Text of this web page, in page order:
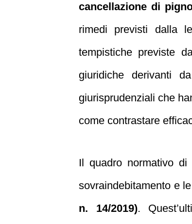
cancellazione di
rimedi previsti dalla
tempistiche previste
giuridiche derivanti
giurisprudenziali che
come contrastare
Il quadro normativo
sovraindebitamento e
n. 14/2019).